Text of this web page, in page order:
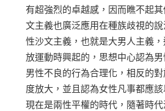
有超強烈的卓越感，因而瞧不起
文主義也廣泛應用在種族歧視的
性沙文主義，也就是大男人主義
放運動時興起的，思想中心認為
男性不良的行為合理化，相反的
度放大，並且認為女性凡事都應
現在是兩性平權的時代，隨著時